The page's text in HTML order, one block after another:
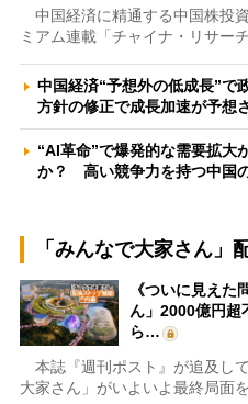
中国経済に精通する中国株投
ミアム連載「チャイナ・リサー
中国経済“予想外の低成長”
方針の修正で成長加速が予想
“AI革命”で爆発的な需要拡大
か？ 高い競争力を持つ中国
「みんなで大家さん」
《ついに見えた
ん」2000億円超
ら…
本誌『週刊ポスト』が追及し
大家さん」がいよいよ最終局面